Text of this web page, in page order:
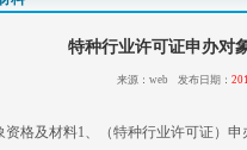
特种行业许可证申办对
来源：web 发布日期：
格及材料1、（特种行业许可证）